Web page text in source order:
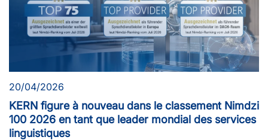
20/04/2026
KERN figure à nouveau dans le classement Nimdzi
100 2026 en tant que leader mondial des services
linguistiques